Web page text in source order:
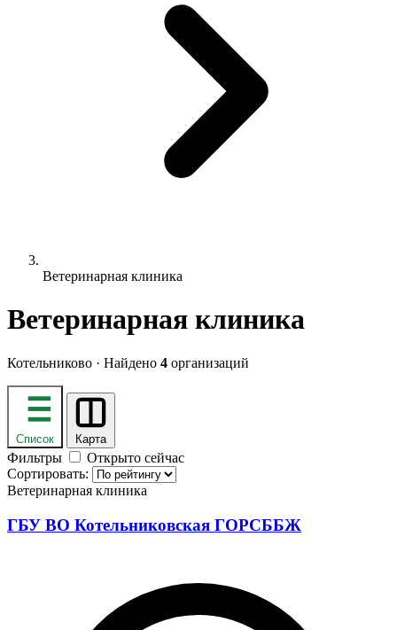
Ветеринарная клиника
Ветеринарная клиника
Котельниково · Найдено 4 организаций
Список Карта
Фильтры
Открыто сейчас
Сортировать:
Ветеринарная клиника
ГБУ ВО Котельниковская ГОРСББЖ